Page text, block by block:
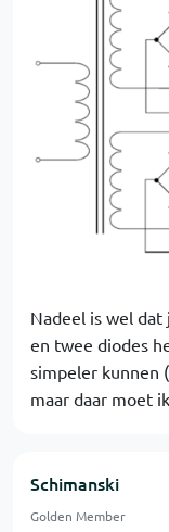
Nadeel is wel
en twee diodes
simpeler kunnen
maar daar moet
Schimanski
Golden Member